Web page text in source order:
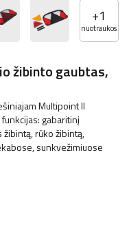
+1
nuotraukos
žibinto gaubtas,
Multipoint II
funkcijas: gabaritinį
rūko žibintą,
sunkvežimiuose